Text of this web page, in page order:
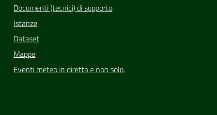
Documenti (tecnici) di supporto
Istanze
Dataset
Mappe
Eventi meteo in diretta e non solo.